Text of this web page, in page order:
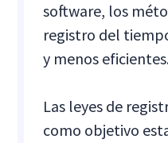
software, los
registro del
y menos
Las leyes de
como objetivo